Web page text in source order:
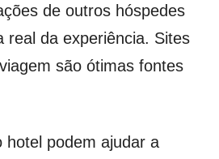
de outros hóspedes
real da experiência. Sites
são ótimas fontes
hotel podem ajudar a